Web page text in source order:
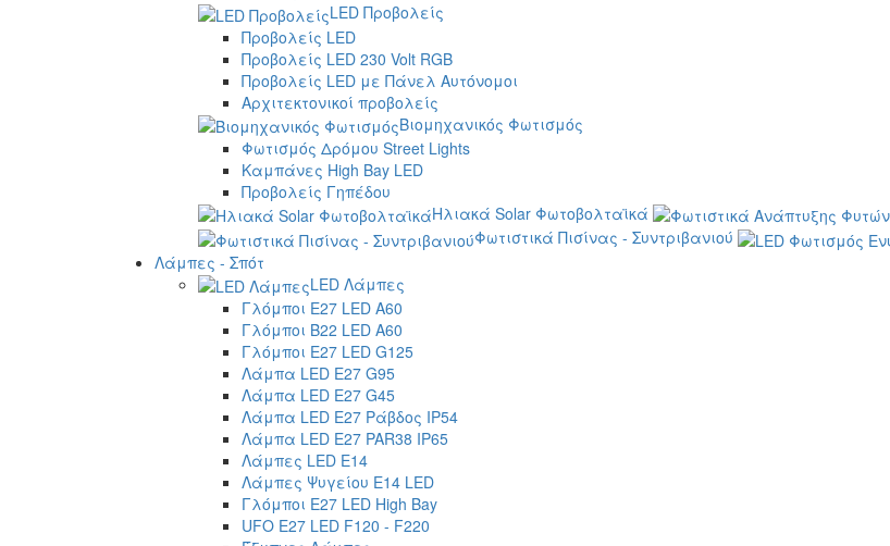
LED Προβολείς
Προβολείς LED
Προβολείς LED 230 Volt RGB
Προβολείς LED με Πάνελ Αυτόνομοι
Αρχιτεκτονικοί προβολείς
Βιομηχανικός Φωτισμός
Φωτισμός Δρόμου Street Lights
Καμπάνες High Bay LED
Προβολείς Γηπέδου
Ηλιακά Solar Φωτοβολταϊκά
Φωτιστικά Πισίνας - Συντριβανιού
Λάμπες - Σπότ
LED Λάμπες
Γλόμποι E27 LED A60
Γλόμποι B22 LED A60
Γλόμποι E27 LED G125
Λάμπα LED E27 G95
Λάμπα LED E27 G45
Λάμπα LED E27 Ράβδος IP54
Λάμπα LED E27 PAR38 IP65
Λάμπες LED E14
Λάμπες Ψυγείου E14 LED
Γλόμποι E27 LED High Bay
UFO E27 LED F120 - F220